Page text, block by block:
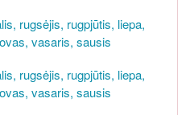
rugsėjis, rugpjūtis, liepa,
vasaris, sausis
rugsėjis, rugpjūtis, liepa,
vasaris, sausis